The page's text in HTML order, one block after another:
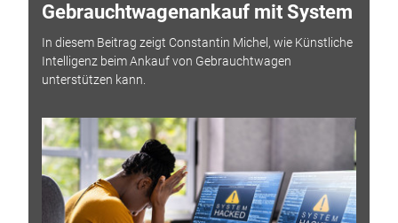
Gebrauchtwagenankauf mit System
In diesem Beitrag zeigt Constantin Michel, wie Künstliche
Intelligenz beim Ankauf von Gebrauchtwagen
unterstützen kann.